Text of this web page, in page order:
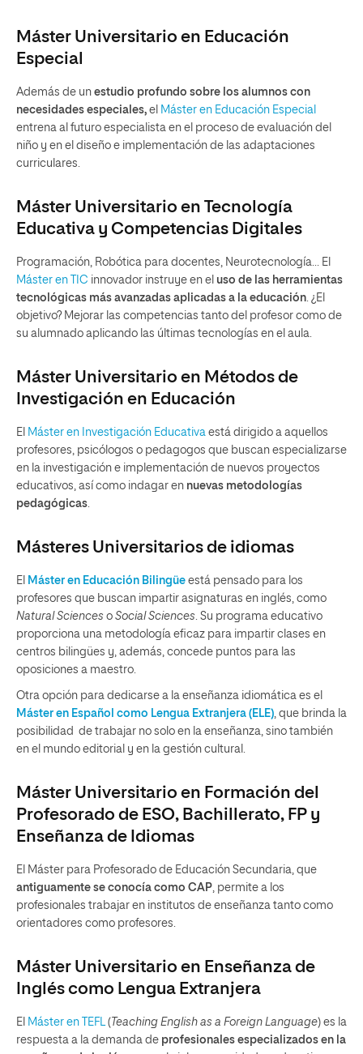
Máster Universitario en Educación
Especial
Además de un estudio profundo sobre los alumnos con
necesidades especiales, el Máster en Educación Especial
entrena al futuro especialista en el proceso de evaluación del
niño y en el diseño e implementación de las adaptaciones
curriculares.
Máster Universitario en Tecnología
Educativa y Competencias Digitales
Programación, Robótica para docentes, Neurotecnología… El
Máster en TIC innovador instruye en el uso de las herramientas
tecnológicas más avanzadas aplicadas a la educación. ¿El
objetivo? Mejorar las competencias tanto del profesor como de
su alumnado aplicando las últimas tecnologías en el aula.
Máster Universitario en Métodos de
Investigación en Educación
El Máster en Investigación Educativa está dirigido a aquellos
profesores, psicólogos o pedagogos que buscan especializarse
en la investigación e implementación de nuevos proyectos
educativos, así como indagar en nuevas metodologías
pedagógicas.
Másteres Universitarios de idiomas
El Máster en Educación Bilingüe está pensado para los
profesores que buscan impartir asignaturas en inglés, como
Natural Sciences o Social Sciences. Su programa educativo
proporciona una metodología eficaz para impartir clases en
centros bilingües y, además, concede puntos para las
oposiciones a maestro.
Otra opción para dedicarse a la enseñanza idiomática es el
Máster en Español como Lengua Extranjera (ELE), que brinda la
posibilidad de trabajar no solo en la enseñanza, sino también
en el mundo editorial y en la gestión cultural.
Máster Universitario en Formación del
Profesorado de ESO, Bachillerato, FP y
Enseñanza de Idiomas
El Máster para Profesorado de Educación Secundaria, que
antiguamente se conocía como CAP, permite a los
profesionales trabajar en institutos de enseñanza tanto como
orientadores como profesores.
Máster Universitario en Enseñanza de
Inglés como Lengua Extranjera
El Máster en TEFL( Teaching English as a Foreign Language) es la
respuesta a la demanda de profesionales especializados en la